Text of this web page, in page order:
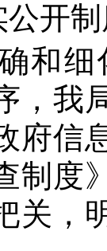
公开
和
，我
府信
制度
关 ，